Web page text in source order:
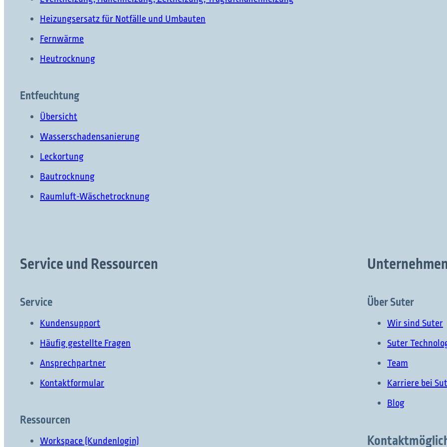
Heizungsersatz für Notfälle und Umbauten
Fernwärme
Heutrocknung
Entfeuchtung
Übersicht
Wasserschadensanierung
Leckortung
Bautrocknung
Raumluft-Wäschetrocknung
Service und Ressourcen
Service
Kundensupport
Häufig gestellte Fragen
Ansprechpartner
Kontaktformular
Ressourcen
Workspace (Kundenlogin)
Unternehmen
Über Suter
Wir sind Suter
Suter
Team
Karriere bei
Blog